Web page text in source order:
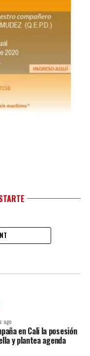
ago
en Cali la posesión
y plantea agenda